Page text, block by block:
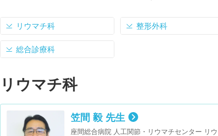
リウマチ科 整形外科
総合診療科
リウマチ科
笠間 毅 先生
座間総合病院 人工関節・リウマチセンター リ